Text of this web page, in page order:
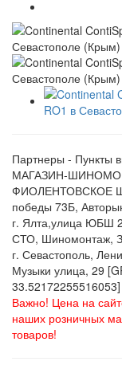
Партнеры - Пункты
МАГАЗИН-
ФИОЛЕНТОВСКОЕ
победы 73Б,
г. Ялта,улица ЮБШ
СТО, Шиномонтаж,
г. Севастополь,
Музыки улица, 29
33.52172255516053]
Важно! Цена на
наших розничных
товаров!